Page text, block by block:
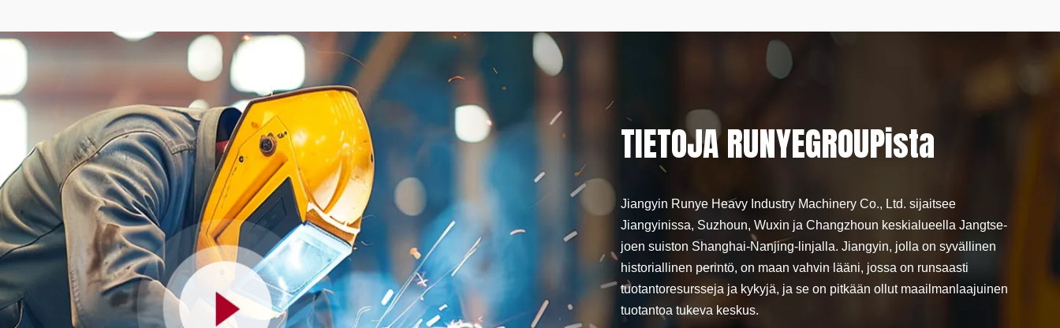
TIETOJA RUNYEGROUPista
Jiangyin Runye Heavy Industry Machinery Co., Ltd. sijaitsee
Jiangyinissa, Suzhoun, Wuxin ja Changzhoun keskialueella Jangtse-
joen suiston Shanghai-Nanjing-linjalla. Jiangyin, jolla on syvällinen
historiallinen perintö, on maan vahvin lääni, jossa on runsaasti
tuotantoresursseja ja kykyjä, ja se on pitkään ollut maailmanlaajuinen
tuotantoa tukeva keskus.